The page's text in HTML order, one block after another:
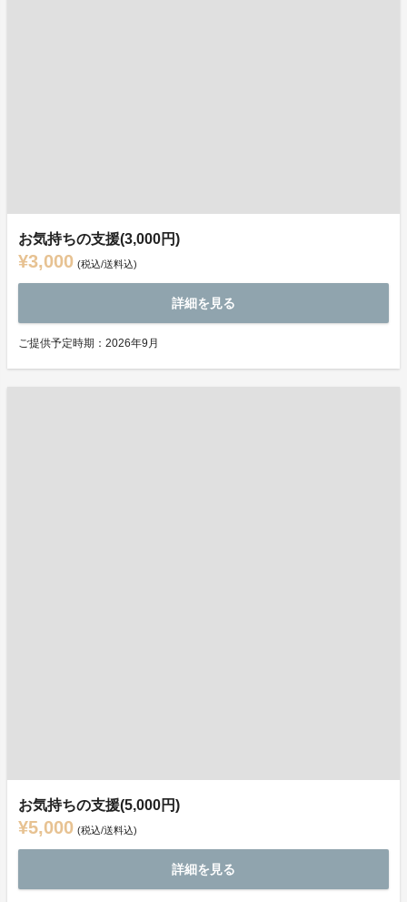
お気持ちの支援(3,000円)
¥3,000 (税込/送料込)
詳細を見る
ご提供予定時期：2026年9月
お気持ちの支援(5,000円)
¥5,000 (税込/送料込)
詳細を見る